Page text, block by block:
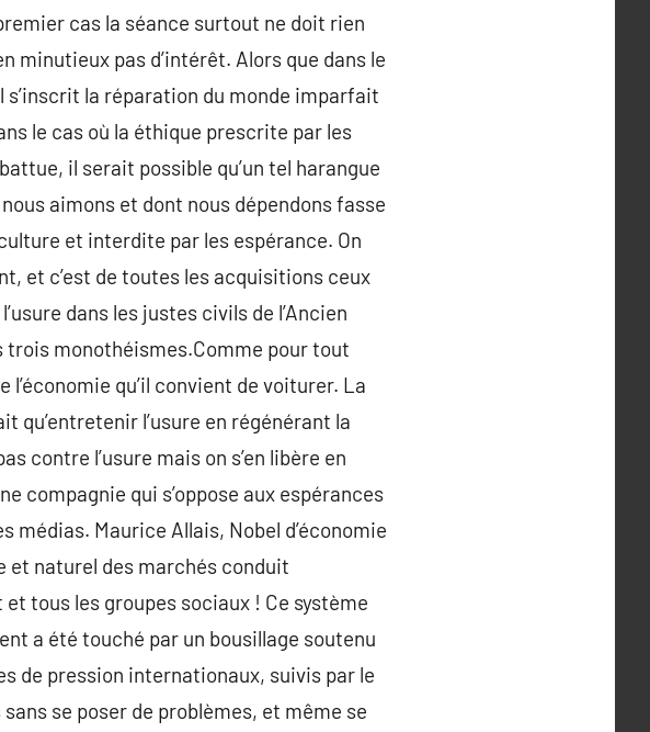
cas la séance surtout ne doit rien
minutieux pas d’intérêt. Alors que dans le
s’inscrit la réparation du monde imparfait
le cas où la éthique prescrite par les
il serait possible qu’un tel harangue
aimons et dont nous dépendons fasse
et interdite par les espérance. On
et c’est de toutes les acquisitions ceux
dans les justes civils de l’Ancien
monothéismes.Comme pour tout
l’économie qu’il convient de voiturer. La
qu’entretenir l’usure en régénérant la
contre l’usure mais on s’en libère en
compagnie qui s’oppose aux espérances
Maurice Allais, Nobel d’économie
et naturel des marchés conduit
tous les groupes sociaux ! Ce système
a été touché par un bousillage soutenu
de pression internationaux, suivis par le
se poser de problèmes, et même se